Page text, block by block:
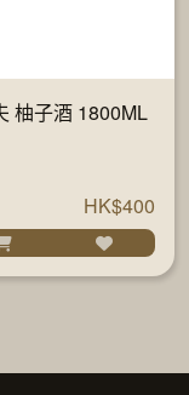
柚子酒 1800ML
HK$400